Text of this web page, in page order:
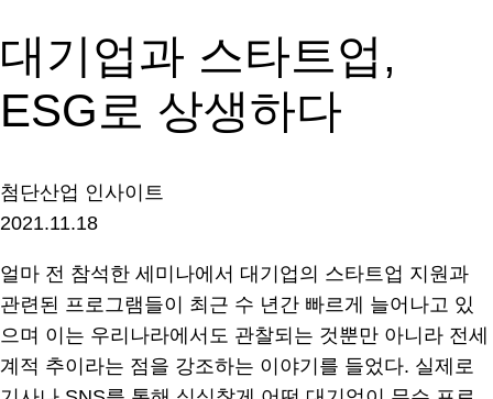
대기업과 스타트업,
ESG로 상생하다
첨단산업 인사이트
2021.11.18
얼마 전 참석한 세미나에서 대기업의 스타트업 지원과
관련된 프로그램들이 최근 수 년간 빠르게 늘어나고 있
으며 이는 우리나라에서도 관찰되는 것뿐만 아니라 전세
계적 추이라는 점을 강조하는 이야기를 들었다. 실제로